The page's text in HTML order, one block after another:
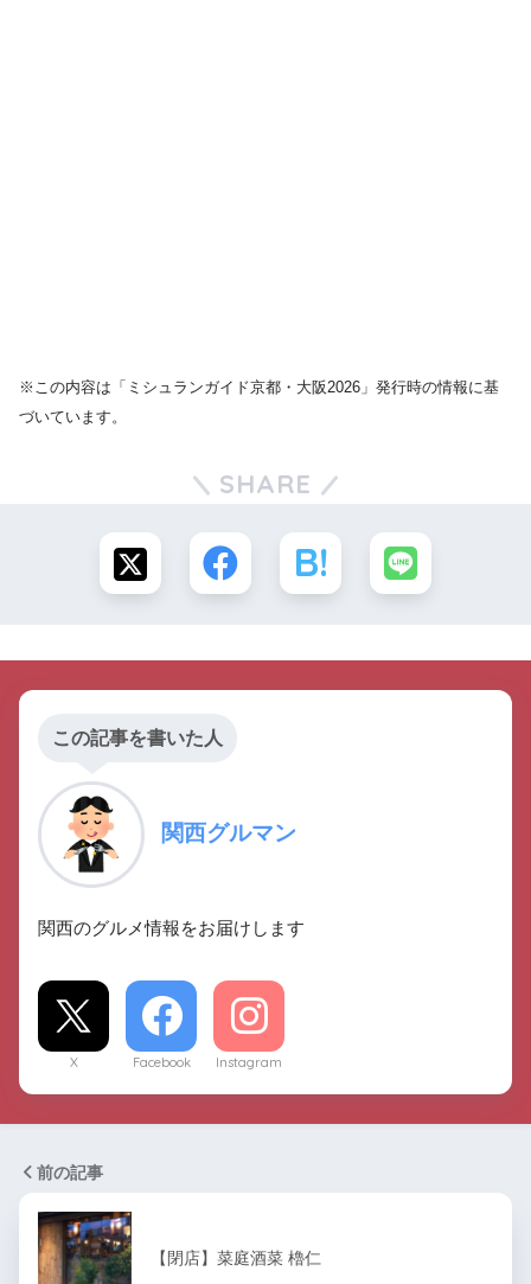
※この内容は「ミシュランガイド京都・大阪2026」発行時の情報に基
づいています。
SHARE
この記事を書いた人
関西グルマン
関西のグルメ情報をお届けします
X Facebook Instagram
前の記事
【閉店】菜庭酒菜 櫓仁